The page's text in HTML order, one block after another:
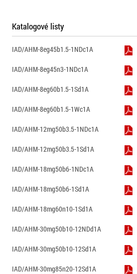
Katalogové listy
IAD/AHM-8eg45b1.5-1NDc1A
IAD/AHM-8eg45n3-1NDc1A
IAD/AHM-8eg60b1.5-1Sd1A
IAD/AHM-8eg60b1.5-1Wc1A
IAD/AHM-12mg50b3.5-1NDc1A
IAD/AHM-12mg50b3.5-1Sd1A
IAD/AHM-18mg50b6-1NDc1A
IAD/AHM-18mg50b6-1Sd1A
IAD/AHM-18mg60n10-1Sd1A
IAD/AHM-30mg50b10-12NDd1A
IAD/AHM-30mg50b10-12Sd1A
IAD/AHM-30mg85n20-12Sd1A